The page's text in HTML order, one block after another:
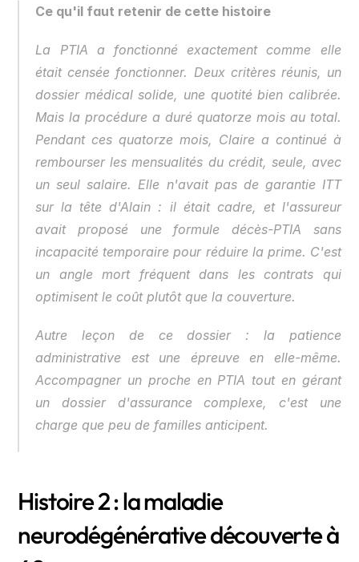
Ce qu'il faut retenir de cette histoire
La PTIA a fonctionné exactement comme elle
était censée fonctionner. Deux critères réunis, un
dossier médical solide, une quotité bien calibrée.
Mais la procédure a duré quatorze mois au total.
Pendant ces quatorze mois, Claire a continué à
rembourser les mensualités du crédit, seule, avec
un seul salaire. Elle n'avait pas de garantie ITT
sur la tête d'Alain : il était cadre, et l'assureur
avait proposé une formule décès-PTIA sans
incapacité temporaire pour réduire la prime. C'est
un angle mort fréquent dans les contrats qui
optimisent le coût plutôt que la couverture.
Autre leçon de ce dossier : la patience
administrative est une épreuve en elle-même.
Accompagner un proche en PTIA tout en gérant
un dossier d'assurance complexe, c'est une
charge que peu de familles anticipent.
Histoire 2 : la maladie
neurodégénérative découverte à